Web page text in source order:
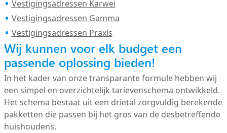
Vestigingsadressen Karwei
Vestigingsadressen Gamma
Vestigingsadressen Praxis
Wij kunnen voor elk budget een
passende oplossing bieden!
In het kader van onze transparante formule hebben wij
een simpel en overzichtelijk tarievenschema ontwikkeld.
Het schema bestaat uit een drietal zorgvuldig berekende
pakketten die passen bij het gros van de desbetreffende
huishoudens.